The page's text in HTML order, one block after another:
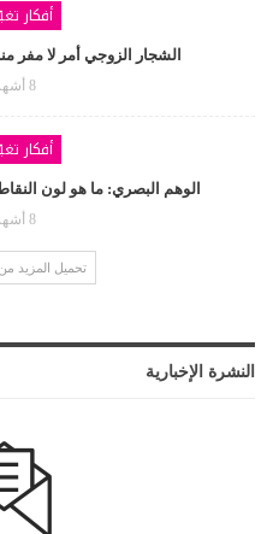
أفكار
الشجار الزوجي أمر لا مفر منه: 3 أفكار تجعل
8 أشهر منذ
أفكار
الوهم البصري: ما هو لون
8 أشهر منذ
تحميل المزيد
النشرة الإخبارية